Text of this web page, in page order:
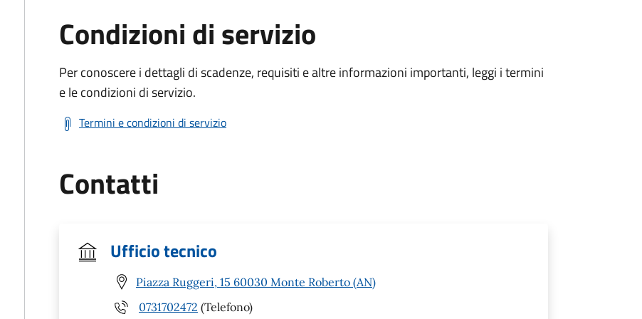
Condizioni di servizio
Per conoscere i dettagli di scadenze, requisiti e altre informazioni importanti, leggi i termini
e le condizioni di servizio.
Termini e condizioni di servizio
Contatti
Ufficio tecnico
Piazza Ruggeri, 15 60030 Monte Roberto (AN)
0731702472 (Telefono)